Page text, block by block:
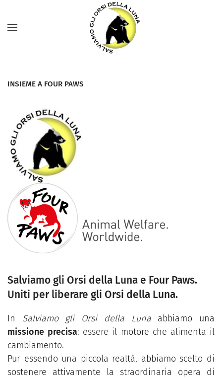
INSIEME A FOUR PAWS
Salviamo gli Orsi della Luna e Four Paws.
Uniti per liberare gli Orsi della Luna.
In Salviamo gli Orsi della Lunaabbiamo una
missione precisa: essere il motore che alimenta il
cambiamento.
Pur essendo una piccola realtà, abbiamo scelto di
sostenere attivamente la straordinaria opera di